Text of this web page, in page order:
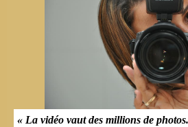
« La vidéo vaut des millions de